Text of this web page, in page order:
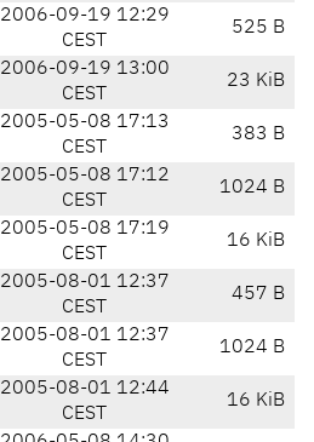
2006-09-19 12:29
CEST
525 B
2006-09-19 13:00
CEST
23 KiB
2005-05-08 17:13
CEST
383 B
2005-05-08 17:12
CEST
1024 B
2005-05-08 17:19
CEST
16 KiB
2005-08-01 12:37
CEST
457 B
2005-08-01 12:37
CEST
1024 B
2005-08-01 12:44
CEST
16 KiB